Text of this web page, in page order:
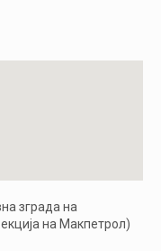
зграда на
на Макпетрол)